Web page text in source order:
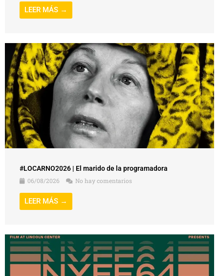
LEER MÁS →
#LOCARNO2026 | El marido de la programadora
06/08/2026
No hay comentarios
LEER MÁS →